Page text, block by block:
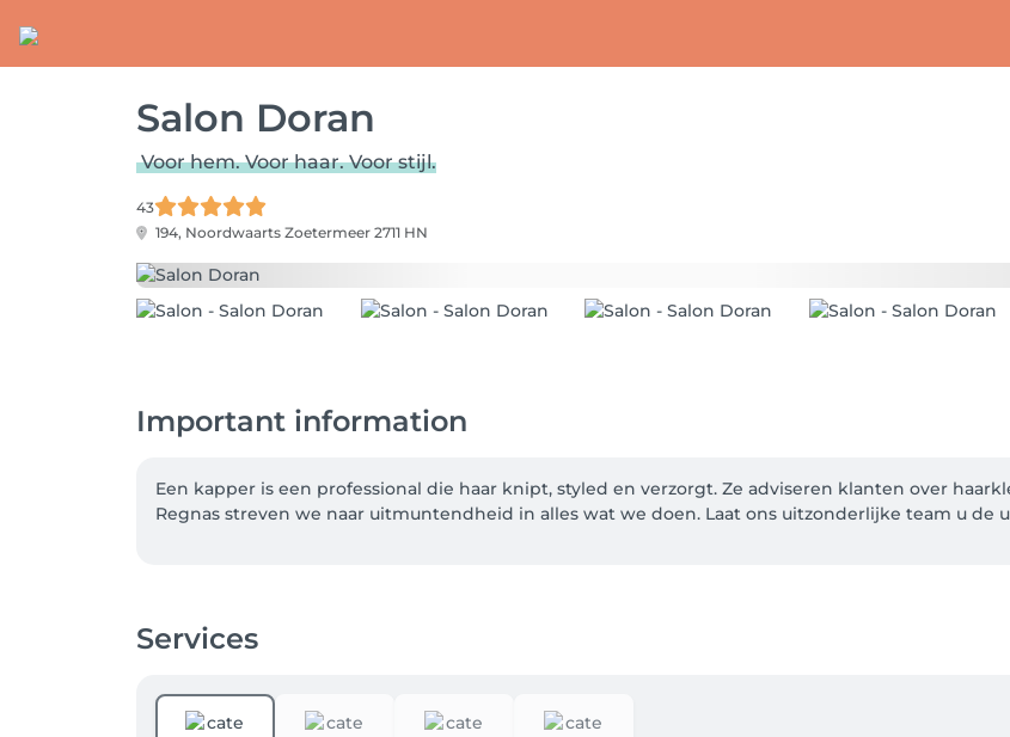
Salon Doran
Voor hem. Voor haar. Voor stijl.
43
194, Noordwaarts Zoetermeer 2711 HN
Important information
Een kapper is een professional die haar knipt, styled en verzorgt. Ze adviseren klanten over
Regnas streven we naar uitmuntendheid in alles wat we doen. Laat ons uitzonderlijke team u de
Services